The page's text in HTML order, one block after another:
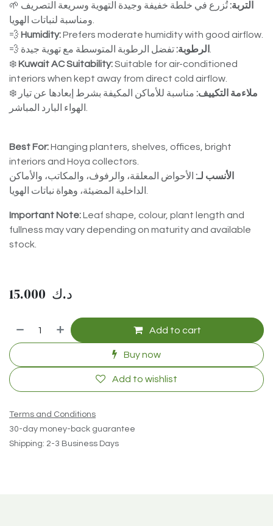
🌱
التربة:تُزرع في خلطة خفيفة وجيدة التهوية وسريعة التصريف
ومناسبة لنباتات الهويا.
💨 Humidity:Prefers moderate humidity with good airflow.
💨
الرطوبة: تفضل الرطوبة المتوسطة مع تهوية جيدة.
❄️ Kuwait AC Suitability:Suitable for air-conditioned
interiors when kept away from direct cold airflow.
❄️
ملاءمة التكييف: مناسبة للأماكن المكيفة بشرط إبعادها عن تيار
الهواء البارد المباشر.
Best For:Hanging planters, shelves, offices, bright
interiors and Hoya collectors.
الأنسب لـ: الأحواض المعلقة، والرفوف، والمكاتب، والأماكن
الداخلية المضيئة، وهواة نباتات الهويا.
Important Note:Leaf shape, colour, plant length and
fullness may vary depending on maturity and available
stock.
15.000 د.ك
Add to cart
Buy now
Add to wishlist
Terms and Conditions
30-day money-back guarantee
Shipping: 2-3 Business Days